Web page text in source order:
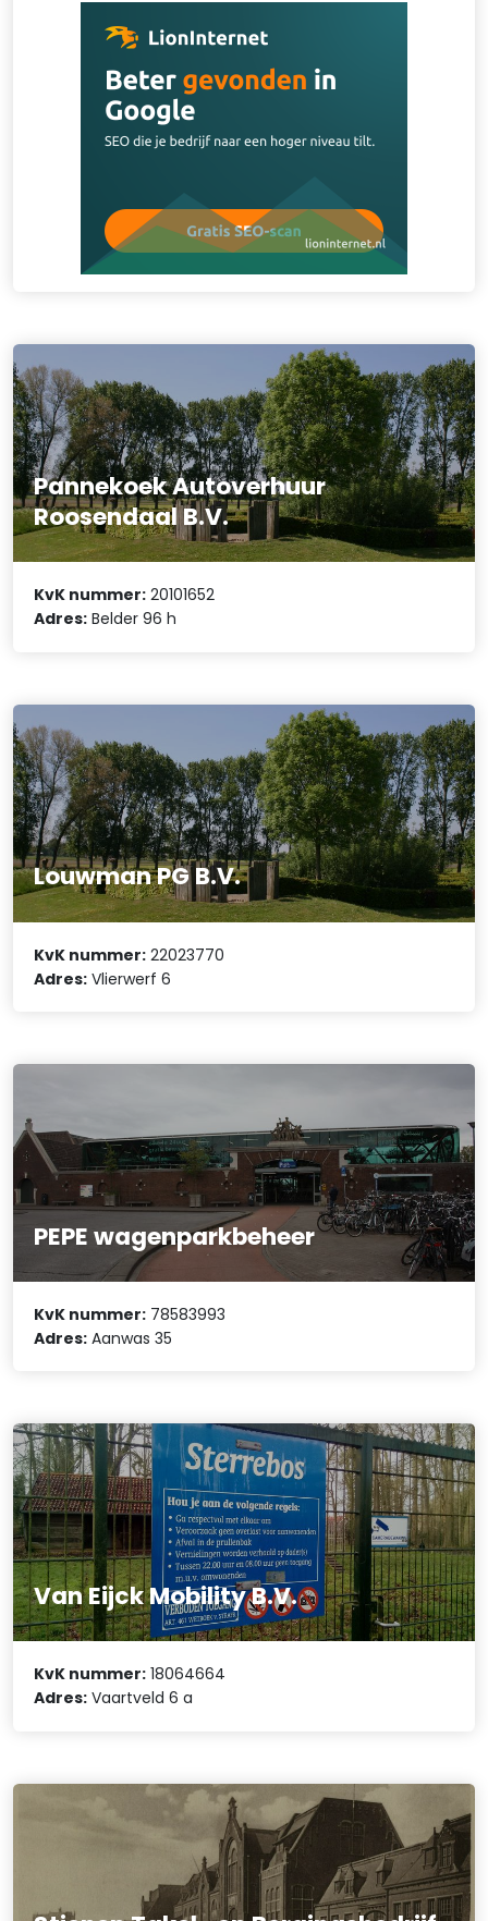
Pannekoek Autoverhuur
Roosendaal B.V.
KvK nummer: 20101652
Adres: Belder 96 h
Louwman PG B.V.
KvK nummer: 22023770
Adres: Vlierwerf 6
PEPE wagenparkbeheer
KvK nummer: 78583993
Adres: Aanwas 35
Van Eijck Mobility B.V.
KvK nummer: 18064664
Adres: Vaartveld 6 a